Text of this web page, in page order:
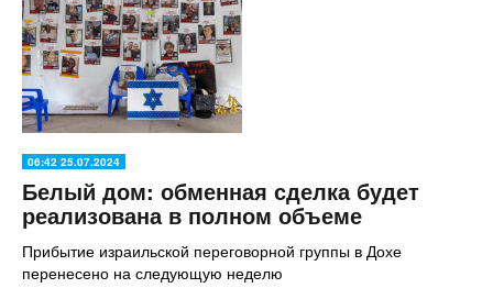
06:42 25.07.2024
Белый дом: обменная сделка будет
реализована в полном объеме
Прибытие израильской переговорной группы в Дохе
перенесено на следующую неделю